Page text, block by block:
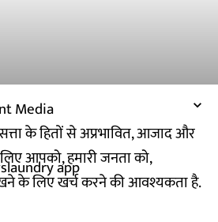
Media
के हितों से अप्रभावित, आजाद और
आपको, हमारी जनता को,
के लिए खर्च करने की आवश्यकता है.
app